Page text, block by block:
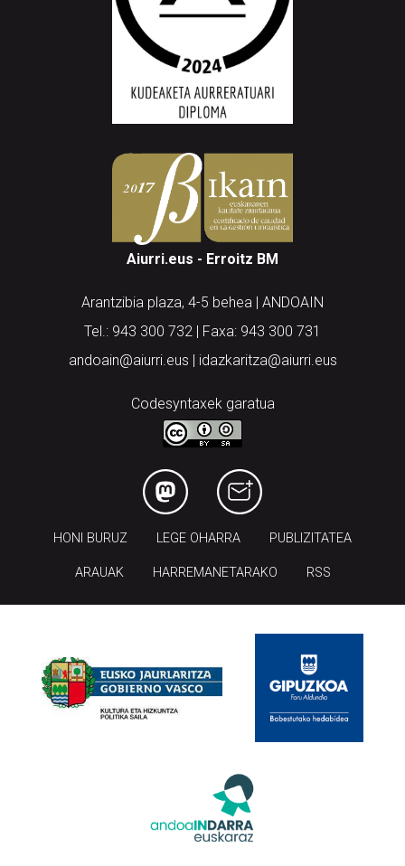
Aiurri.eus - Erroitz BM
Arantzibia plaza, 4-5 behea | ANDOAIN
Tel.: 943 300 732 | Faxa: 943 300 731
andoain@aiurri.eus | idazkaritza@aiurri.eus
Codesyntaxek garatua
HONI BURUZ LEGE OHARRA PUBLIZITATEA
ARAUAK HARREMANETARAKO RSS